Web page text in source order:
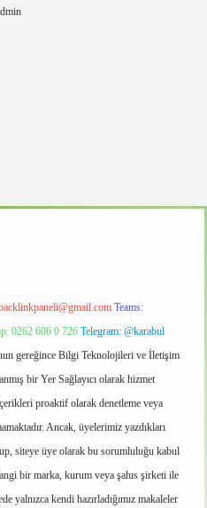
Teams:
0262 606 0 726 Telegram: @karabul
gereğince Bilgi Teknolojileri ve İletişim
bir Yer Sağlayıcı olarak hizmet
proaktif olarak denetleme veya
Ancak, üyelerimiz yazdıkları
siteye üye olarak bu sorumluluğu kabul
bir marka, kurum veya şahıs şirketi ile
yalnızca kendi hazırladığımız makaleler